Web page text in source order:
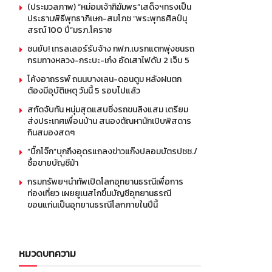
(ประมวลภาพ) “หม่อมเจ้าฑิฆัมพร”เสด็จฯทรงเป็น
ประธานพิธีพุทธาภิเษก-สมโภช “พระพุทธศิลป์นุ
สรณ์ 100 ปี”มรภ.โคราช
ชนยับ! เทรลเลอร์รับจ้าง กฟภ.เบรกแตกพุ่งชนรถ
กรมทางหลวง-กระบะ-เก๋ง อัดเสาไฟดับ 2 เจ็บ 5
โค้งอาถรรพ์ ถนนบางเลน-ดอนตูม หลังฝนตก
ต้องมีอุบัติเหตุ วันนี้ 5 รอบไปแล้ว
สกัดจับทัน หนุ่มสุดแสบซิ่งรถขนลิงแสม เตรียม
ส่งประเทศเพื่อนบ้าน สนองตัณหานักเปิบพิสดาร
กินสมองสดๆ
“บิ๊กโจ๊ก”บุกถึงอุดรแถลงข่าวแก๊งปลอมบัตรปชช./
ซื้อขายบัญชีม้า
กรมทรัพยฯนำทัพเปิดโลกอุทยานธรณีเพื่อการ
ท่องเที่ยว เผยยูเนสโกขึ้นบัญชีอุทยานธรณี
ขอนแก่นเป็นอุทยานธรณีโลกภายในปีนี้
หมวดบทความ